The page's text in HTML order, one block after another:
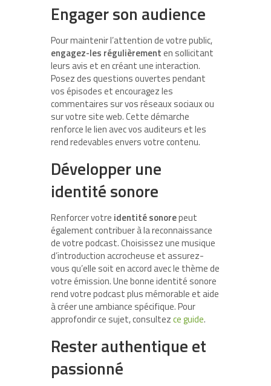
Engager son audience
Pour maintenir l’attention de votre public,
engagez-les régulièrementen sollicitant
leurs avis et en créant une interaction.
Posez des questions ouvertes pendant
vos épisodes et encouragez les
commentaires sur vos réseaux sociaux ou
sur votre site web. Cette démarche
renforce le lien avec vos auditeurs et les
rend redevables envers votre contenu.
Développer une
identité sonore
Renforcer votre identité sonorepeut
également contribuer à la reconnaissance
de votre podcast. Choisissez une musique
d’introduction accrocheuse et assurez-
vous qu’elle soit en accord avec le thème de
votre émission. Une bonne identité sonore
rend votre podcast plus mémorable et aide
à créer une ambiance spécifique. Pour
approfondir ce sujet, consultezce guide.
Rester authentique et
passionné